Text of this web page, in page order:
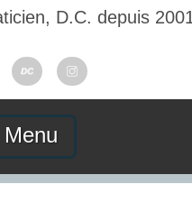
D.C. depuis